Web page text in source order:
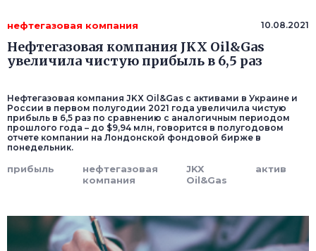
нефтегазовая компания 10.08.2021
Нефтегазовая компания JKX Oil&Gas
увеличила чистую прибыль в 6,5 раз
Нефтегазовая компания JKX Oil&Gas с активами в Украине и
России в первом полугодии 2021 года увеличила чистую
прибыль в 6,5 раз по сравнению с аналогичным периодом
прошлого года – до $9,94 млн, говорится в полугодовом
отчете компании на Лондонской фондовой бирже в
понедельник.
прибыль
нефтегазовая
компания
JKX
Oil&Gas
актив